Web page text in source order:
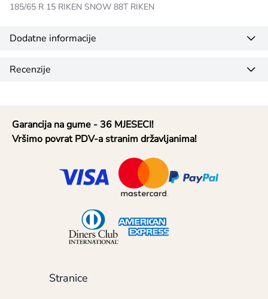
185/65 R 15 RIKEN SNOW 88T RIKEN
Dodatne informacije
Recenzije
Stranice
Garancija na gume - 36 MJESECI!
Vršimo povrat PDV-a stranim državljanima!